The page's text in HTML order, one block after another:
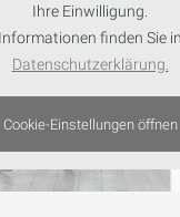
Ihre Einwilligung.
finden Sie
Datenschutzerklärung.
Cookie-Einstellungen öffnen